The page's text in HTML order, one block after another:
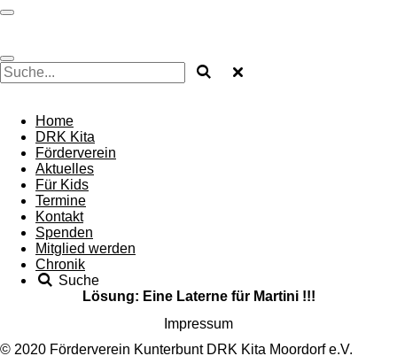
Zum
Home
DRK Kita
Förderverein
Aktuelles
Für Kids
Termine
Kontakt
Spenden
Mitglied werden
Chronik
Suche
Lösung: Eine Laterne für Martini !!!
Impressum
© 2020 Förderverein Kunterbunt DRK Kita Moordorf e.V.